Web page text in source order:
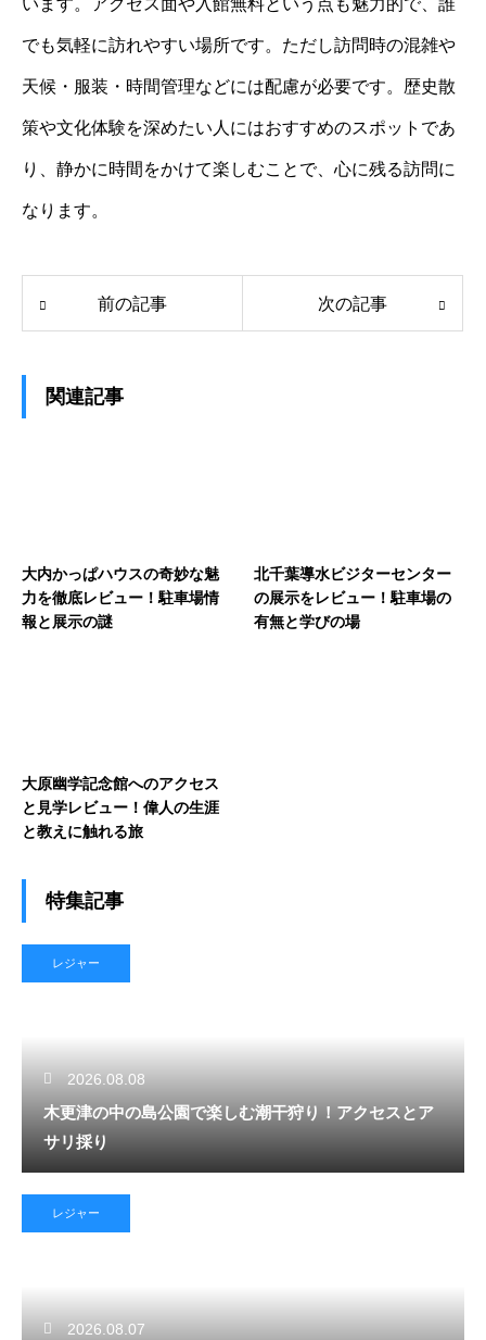
います。アクセス面や入館無料という点も魅力的で、誰
でも気軽に訪れやすい場所です。ただし訪問時の混雑や
天候・服装・時間管理などには配慮が必要です。歴史散
策や文化体験を深めたい人にはおすすめのスポットであ
り、静かに時間をかけて楽しむことで、心に残る訪問に
なります。
前の記事 次の記事
関連記事
大内かっぱハウスの奇妙な魅
力を徹底レビュー！駐車場情
報と展示の謎
北千葉導水ビジターセンター
の展示をレビュー！駐車場の
有無と学びの場
大原幽学記念館へのアクセス
と見学レビュー！偉人の生涯
と教えに触れる旅
特集記事
レジャー
2026.08.08
木更津の中の島公園で楽しむ潮干狩り！アクセスとア
サリ採り
レジャー
2026.08.07